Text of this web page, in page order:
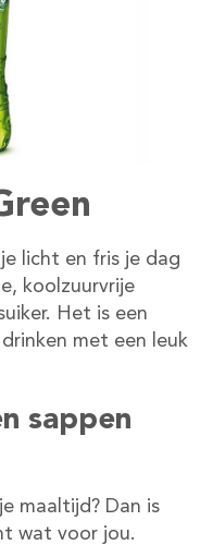
licht en fris je dag
koolzuurvrije
Het is een
met een leuk
sappen
maaltijd? Dan is
wat voor jou.